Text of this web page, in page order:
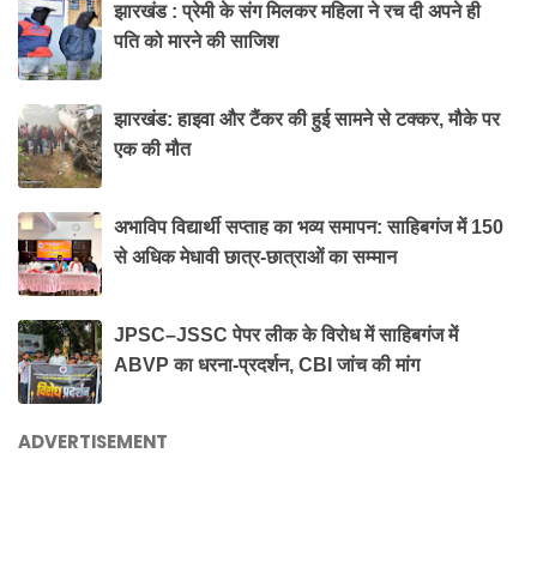
झारखंड : प्रेमी के संग मिलकर महिला ने रच दी अपने ही
पति को मारने की साजिश
झारखंड: हाइवा और टैंकर की हुई सामने से टक्कर, मौके पर
एक की मौत
अभाविप विद्यार्थी सप्ताह का भव्य समापन: साहिबगंज में 150
से अधिक मेधावी छात्र-छात्राओं का सम्मान
JPSC–JSSC पेपर लीक के विरोध में साहिबगंज में
ABVP का धरना-प्रदर्शन, CBI जांच की मांग
ADVERTISEMENT